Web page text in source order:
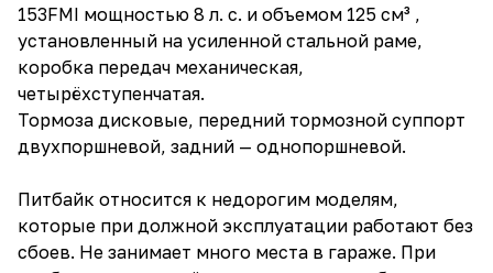
153FMI мощностью 8 л. с. и объемом 125 см³ ,
установленный на усиленной стальной раме,
коробка передач механическая,
четырёхступенчатая.
Тормоза дисковые, передний тормозной суппорт
двухпоршневой, задний — однопоршневой.
Питбайк относится к недорогим моделям,
которые при должной эксплуатации работают без
сбоев. Не занимает много места в гараже. При